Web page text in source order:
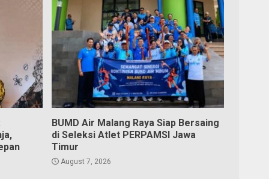
BUMD Air Malang Raya Siap Bersaing
di Seleksi Atlet PERPAMSI Jawa
Timur
August 7, 2026